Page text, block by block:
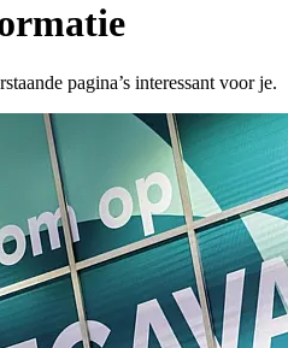
pagina’s interessant voor je.